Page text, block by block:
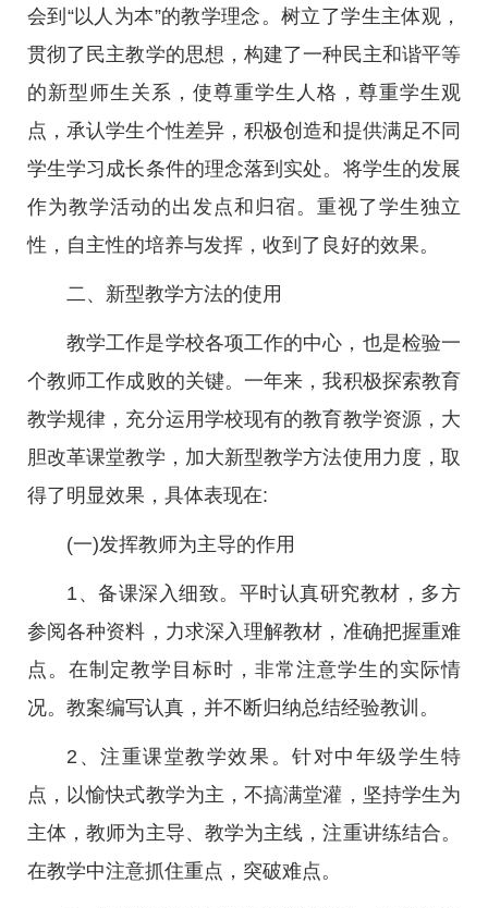
会到“以人为本”的教学理念。树立了学生主体观，
贯彻了民主教学的思想，构建了一种民主和谐平等
的新型师生关系，使尊重学生人格，尊重学生观
点，承认学生个性差异，积极创造和提供满足不同
学生学习成长条件的理念落到实处。将学生的发展
作为教学活动的出发点和归宿。重视了学生独立
性，自主性的培养与发挥，收到了良好的效果。
二、新型教学方法的使用
教学工作是学校各项工作的中心，也是检验一
个教师工作成败的关键。一年来，我积极探索教育
教学规律，充分运用学校现有的教育教学资源，大
胆改革课堂教学，加大新型教学方法使用力度，取
得了明显效果，具体表现在:
(一)发挥教师为主导的作用
1、备课深入细致。平时认真研究教材，多方
参阅各种资料，力求深入理解教材，准确把握重难
点。在制定教学目标时，非常注意学生的实际情
况。教案编写认真，并不断归纳总结经验教训。
2、注重课堂教学效果。针对中年级学生特
点，以愉快式教学为主，不搞满堂灌，坚持学生为
主体，教师为主导、教学为主线，注重讲练结合。
在教学中注意抓住重点，突破难点。